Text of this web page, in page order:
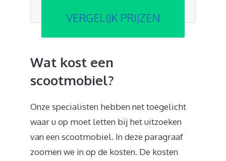
VERGELIJK PRIJZEN
Wat kost een
scootmobiel?
Onze specialisten hebben net toegelicht
waar u op moet letten bij het uitzoeken
van een scootmobiel. In deze paragraaf
zoomen we in op de kosten. De kosten